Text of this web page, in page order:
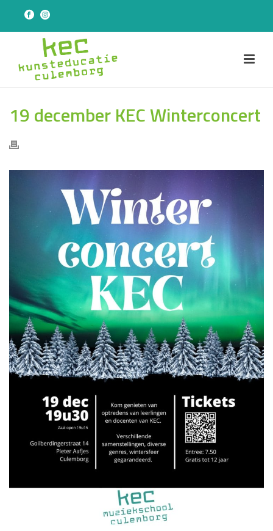
19 december KEC Winterconcert